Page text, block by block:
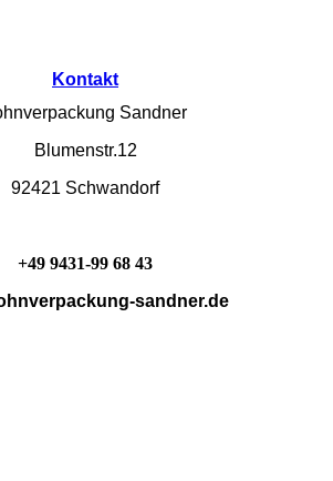
Kontakt
Sandner
Blumenstr.12
92421 Schwandorf
+49 9431-99 68 43
sandner.de